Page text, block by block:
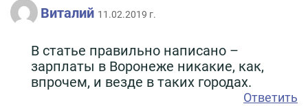
Виталий 11.02.2019 г.
В статье правильно написано –
зарплаты в Воронеже никакие, как,
впрочем, и везде в таких городах.
Ответить